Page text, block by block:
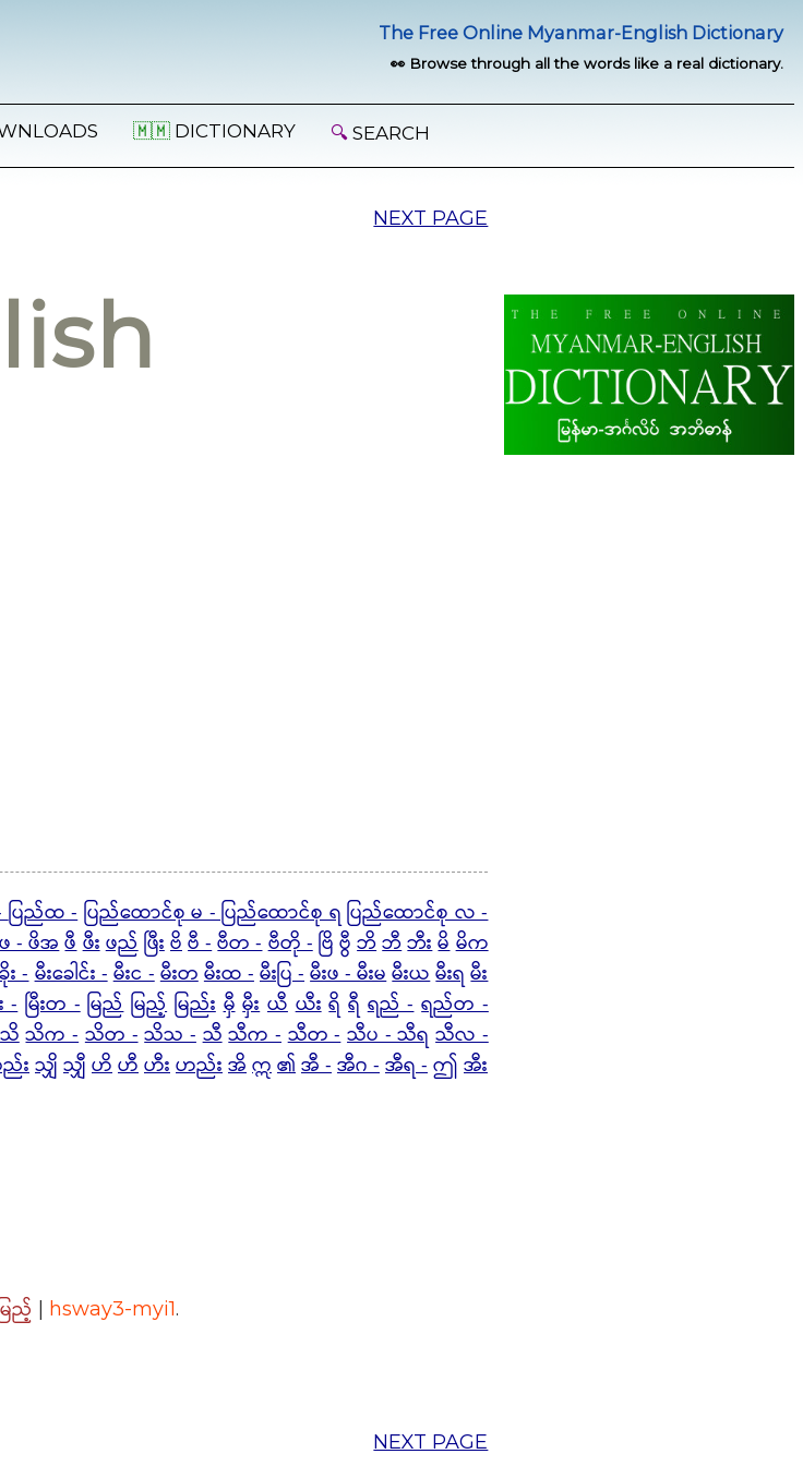
The Free Online Myanmar-English Dictionary
👀 Browse through all the words like a real dictionary.
🇲🇲 DICTIONARY 🔍 SEARCH
NEXT PAGE
ပြည်ထ - ပြည်ထောင်စု မ - ပြည်ထောင်စု ရ ပြည်ထောင်စု လ -
- ဖိအဖီဖီးဖည်ဖြီးဗိဗီ -ဗီတ -ဗီတို -ဗြိ ဗွီ ဘိဘီဘီးမိမိက
း -မီးခေါင်း -မီးင -မီးတမီးထ -မီးပြ -မီးဖ - မီးမမီးယမီးရ မီး
- မြီးတ - မြည် မြည့် မြည်း မှီ မှီး ယီ ယီး ရိ ရီ ရည် - ရည်တ -
သိ သိက - သိတ - သိသ - သီ သီက - သီတ - သီပ - သီရ သီလ -
းသျှိ သျှီ ဟိဟီဟီးဟည်းအိဣ၏အီ -အီဂ -အီရ -ဤ အီး
ြည့် | hsway3-myi1.
NEXT PAGE